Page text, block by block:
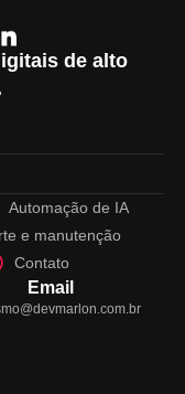
de alto
Automação de IA
e manutenção
Contato
Email